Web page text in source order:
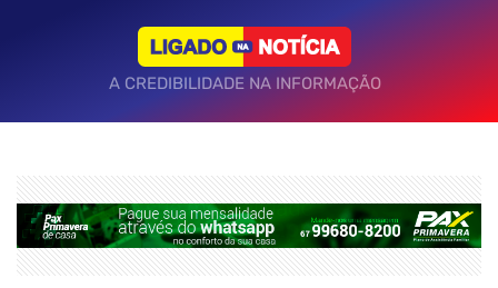
A CREDIBILIDADE NA INFORMAÇÃO